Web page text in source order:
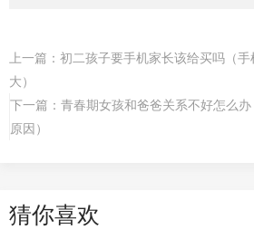
上一篇： 初二孩子要手机家长该给买吗（
大）
下一篇： 青春期女孩和爸爸关系不好怎么
原因）
猜你喜欢